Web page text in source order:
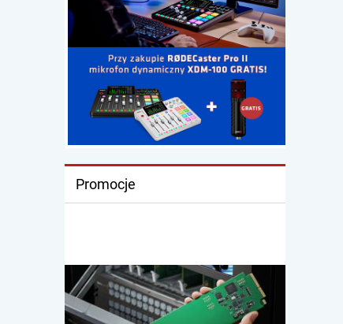
Promocje